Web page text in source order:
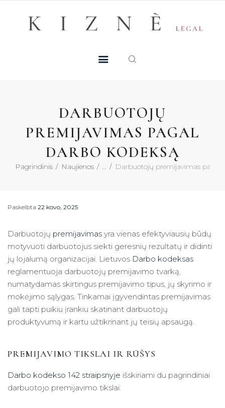
DARBUOTOJŲ
PREMIJAVIMAS PAGAL
DARBO KODEKSĄ
Pagrindinis Naujienos Darbuotojų premijavimas pagal
MŪSŲ TALENTAI
KONTAKTAI
Paskelbta 22 kovo, 2025
Darbuotojų premijavimas yra vienas efektyviausių būdų
motyvuoti darbuotojus siekti geresnių rezultatų ir didinti
jų lojalumą organizacijai. Lietuvos Darbo kodeksas
reglamentuoja darbuotojų premijavimo tvarką,
numatydamas skirtingus premijavimo tipus, jų skyrimo ir
mokėjimo sąlygas. Tinkamai įgyvendintas premijavimas
gali tapti puikiu įrankiu skatinant darbuotojų
produktyvumą ir kartu užtikrinant jų teisių apsaugą.
PREMIJAVIMO TIKSLAI IR RŪŠYS
Darbo kodekso 142 straipsnyje išskiriami du pagrindiniai
darbuotojo premijavimo tikslai:
Registruotis konsultacijai